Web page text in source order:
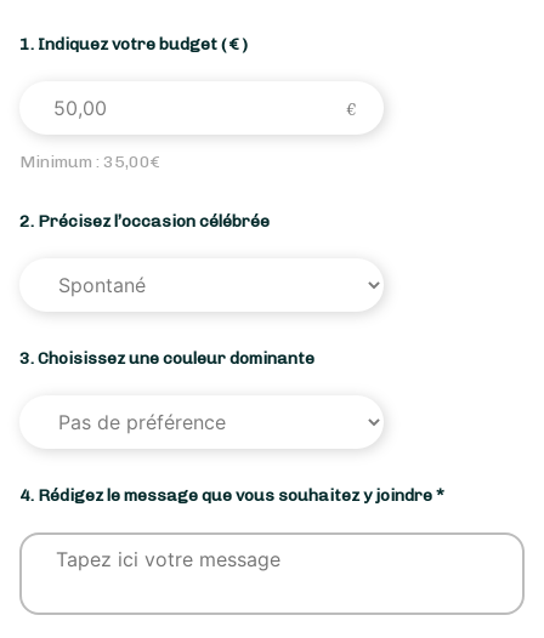
1. Indiquez votre budget( € )
Minimum : 35,00€
2. Précisez l’occasion célébrée
3. Choisissez une couleur dominante
4. Rédigez le message que vous souhaitez y joindre *